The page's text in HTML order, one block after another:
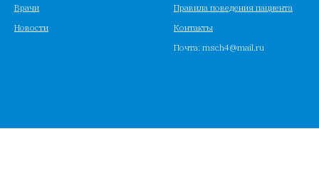
Врачи
Новости
Правила поведения пациента
Контакты
Почта: msch4@mail.ru